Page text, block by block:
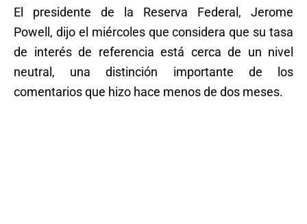
El presidente de la Reserva Federal, Jerome
Powell, dijo el miércoles que considera que su tasa
de interés de referencia está cerca de un nivel
neutral, una distinción importante de los
comentarios que hizo hace menos de dos meses.